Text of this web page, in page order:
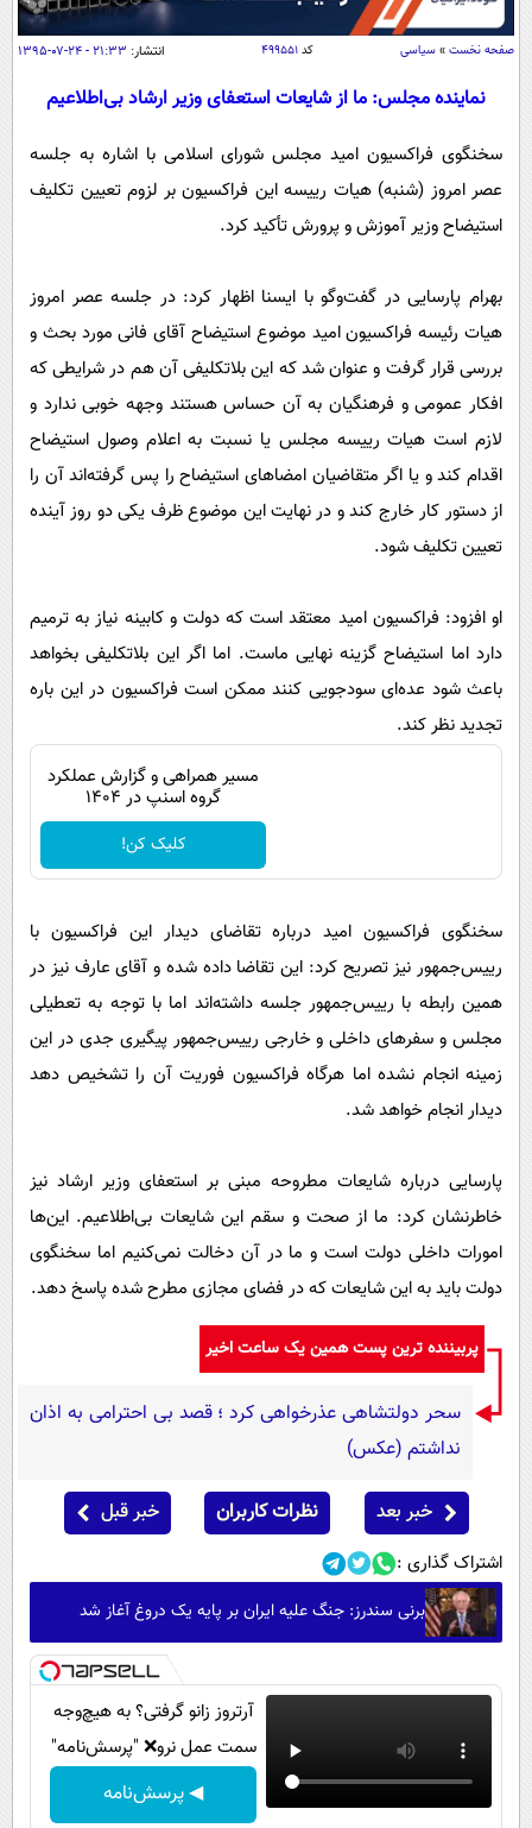
اقتصاد
اقتصادی
جامعه
سلامت
محیط زیست
سفر و تفریح
بین الملل
فرهنگ و هنر
فناوری و It
علمی
اخبار کریپتو
قرآن
گوناگون
سرگرمی
باشگاه مغز
فیلم
اقتصاد
سیاست
حیات وحش
سیاست خارجی
عصر ایران 2
خواندنی ها و دیدنی ها
آشپزی
آموزش زبان
صفحه نخست » سیاسی کد۴۹۹۵۵۱ انتشار: ۲۱:۳۳ - ۲۴-۰۷-۱۳۹۵
نماینده مجلس: ما از شایعات استعفای وزیر ارشاد بی‌اطلاعیم
سخنگوی فراکسیون امید مجلس شورای اسلامی با اشاره به جلسه
عصر امروز (شنبه) هیات رییسه این فراکسیون بر لزوم تعیین تکلیف
استیضاح وزیر آموزش و پرورش تأکید کرد.
بهرام پارسایی در گفت‌وگو با ایسنا اظهار کرد: در جلسه عصر امروز
هیات رئیسه فراکسیون امید موضوع استیضاح آقای فانی مورد بحث و
بررسی قرار گرفت و عنوان شد که این بلاتکلیفی آن هم در شرایطی که
افکار عمومی و فرهنگیان به آن حساس هستند وجهه خوبی ندارد و
لازم است هیات رییسه مجلس یا نسبت به اعلام وصول استیضاح
اقدام کند و یا اگر متقاضیان امضاهای استیضاح را پس گرفته‌اند آن را
از دستور کار خارج کند و در نهایت این موضوع ظرف یکی دو روز آینده
تعیین تکلیف شود.
او افزود: فراکسیون امید معتقد است که دولت و کابینه نیاز به ترمیم
دارد اما استیضاح گزینه نهایی ماست. اما اگر این بلاتکلیفی بخواهد
باعث شود عده‌ای سودجویی کنند ممکن است فراکسیون در این باره
تجدید نظر کند.
مسیر همراهی و گزارش عملکرد
گروه اسنپ در ۱۴۰۴
کلیک کن!
سخنگوی فراکسیون امید درباره تقاضای دیدار این فراکسیون با
رییس‌جمهور نیز تصریح کرد: این تقاضا داده شده و آقای عارف نیز در
همین رابطه با رییس‌جمهور جلسه داشته‌اند اما با توجه به تعطیلی
مجلس و سفرهای داخلی و خارجی رییس‌جمهور پیگیری جدی در این
زمینه انجام نشده اما هرگاه فراکسیون فوریت آن را تشخیص دهد
دیدار انجام خواهد شد.
پارسایی درباره شایعات مطروحه مبنی بر استعفای وزیر ارشاد نیز
خاطرنشان کرد: ما از صحت و سقم این شایعات بی‌اطلاعیم. این‌ها
امورات داخلی دولت است و ما در آن دخالت نمی‌کنیم اما سخنگوی
دولت باید به این شایعات که در فضای مجازی مطرح شده پاسخ دهد.
پربیننده ترین پست همین یک ساعت اخیر
سحر دولتشاهی عذرخواهی کرد ؛ قصد بی احترامی به اذان
نداشتم (عکس)
خبر بعد نظرات کاربران خبر قبل
اشتراک گذاری :
برنی سندرز: جنگ علیه ایران بر پایه یک دروغ آغاز شد
آرتروز زانو گرفتی؟ به هیچ‌وجه
سمت عمل نرو❌ "پرسش‌نامه"
◀ پرسش‌نامه